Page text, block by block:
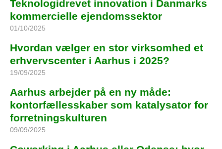
Teknologidrevet innovation i Danmarks
kommercielle ejendomssektor
01/10/2025
Hvordan vælger en stor virksomhed et
erhvervscenter i Aarhus i 2025?
19/09/2025
Aarhus arbejder på en ny måde:
kontorfællesskaber som katalysator for
forretningskulturen
09/09/2025